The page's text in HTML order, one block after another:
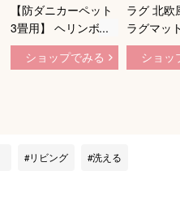
【防ダニカーペット
3畳用】 ヘリンボン
カーペット 3畳 防ダ
ニ 抗菌 折りたたみ
ゃれ 抗菌 じゅうた
ショップでみる
ラグ 北欧
ラグマッ
夏 カーペ
形 ジオ
ショッ
リビング 洗える